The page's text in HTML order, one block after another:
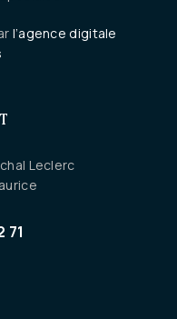
l’agence digitale
Leclerc
71